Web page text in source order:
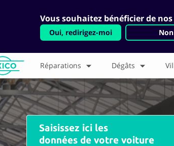
Vous souhaitez bénéficier de
Oui, redirigez-moi Non
Réparations Dégâts
Saisissez ici les
données de votre voiture